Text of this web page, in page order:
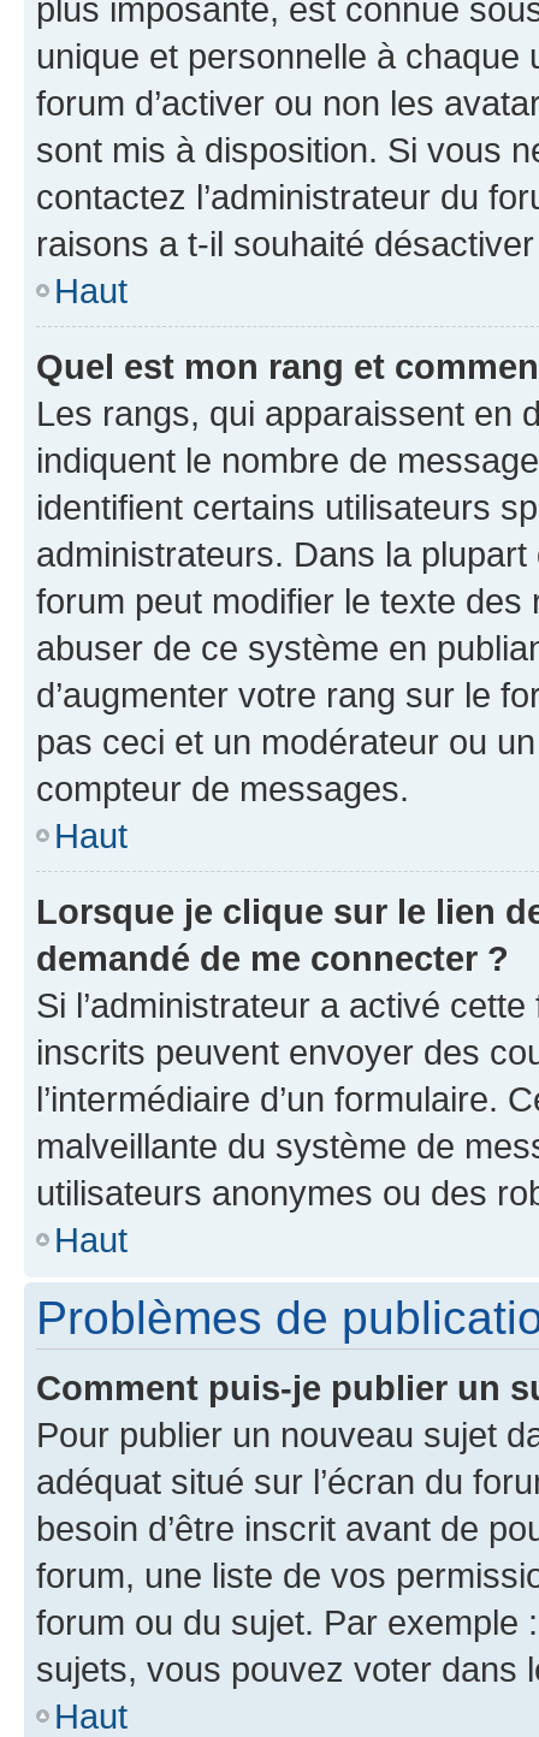
plus imposante, est connue
unique et personnelle à chaque
forum d’activer ou non les
sont mis à disposition. Si vous
contactez l’administrateur du
raisons a t-il souhaité
Haut
Quel est mon rang et
Les rangs, qui apparaissent en
indiquent le nombre de
identifient certains utilisateurs
administrateurs. Dans la
forum peut modifier le texte
abuser de ce système en
d’augmenter votre rang sur le
pas ceci et un modérateur ou
compteur de messages.
Haut
Lorsque je clique sur le lien
demandé de me connecter ?
Si l’administrateur a activé
inscrits peuvent envoyer des
l’intermédiaire d’un formulaire.
malveillante du système de
utilisateurs anonymes ou des
Haut
Problèmes de
Comment puis-je publier un
Pour publier un nouveau sujet
adéquat situé sur l’écran du
besoin d’être inscrit avant de
forum, une liste de vos
forum ou du sujet. Par exemple
sujets, vous pouvez voter dans
Haut